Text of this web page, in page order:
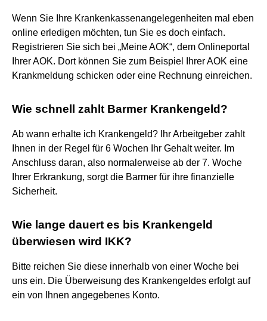
Wenn Sie Ihre Krankenkassenangelegenheiten mal eben
online erledigen möchten, tun Sie es doch einfach.
Registrieren Sie sich bei „Meine AOK“, dem Onlineportal
Ihrer AOK. Dort können Sie zum Beispiel Ihrer AOK eine
Krankmeldung schicken oder eine Rechnung einreichen.
Wie schnell zahlt Barmer Krankengeld?
Ab wann erhalte ich Krankengeld? Ihr Arbeitgeber zahlt
Ihnen in der Regel für 6 Wochen Ihr Gehalt weiter. Im
Anschluss daran, also normalerweise ab der 7. Woche
Ihrer Erkrankung, sorgt die Barmer für ihre finanzielle
Sicherheit.
Wie lange dauert es bis Krankengeld
überwiesen wird IKK?
Bitte reichen Sie diese innerhalb von einer Woche bei
uns ein. Die Überweisung des Krankengeldes erfolgt auf
ein von Ihnen angegebenes Konto.